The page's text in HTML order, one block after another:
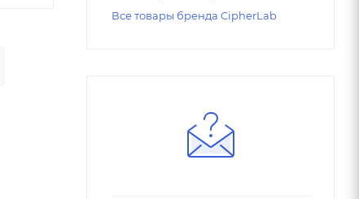
Все товары бренда CipherLab